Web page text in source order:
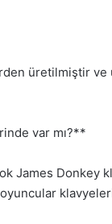
üretilmiştir ve
var mı?**
James Donkey